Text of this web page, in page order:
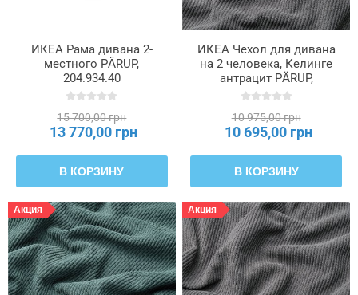
ИКЕА Рама дивана 2-
местного PÄRUP,
204.934.40
15 700,00 грн
13 770,00 грн
В КОРЗИНУ
ИКЕА Чехол для дивана
на 2 человека, Келинге
антрацит PÄRUP,
305.674.40
10 975,00 грн
10 695,00 грн
В КОРЗИНУ
Акция Акция